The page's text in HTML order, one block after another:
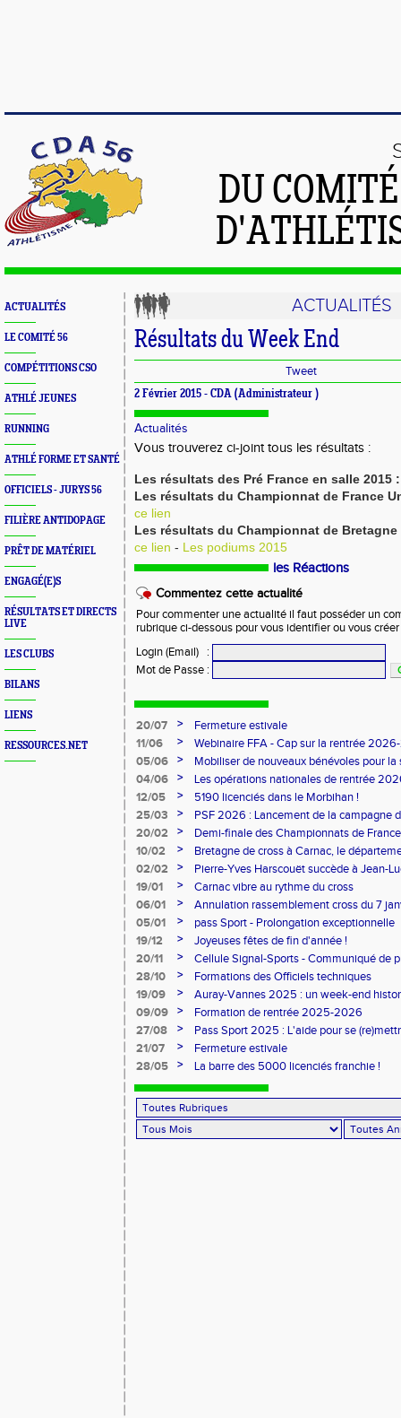
DU
ACTUALITÉS
LE COMITÉ 56
COMPÉTITIONS CSO
ATHLÉ JEUNES
RUNNING
ATHLÉ FORME ET SANTÉ
OFFICIELS - JURYS 56
FILIÈRE ANTIDOPAGE
PRÊT DE MATÉRIEL
ENGAGÉ(E)S
RÉSULTATS ET DIRECTS
LIVE
LES CLUBS
BILANS
LIENS
RESSOURCES.NET
ACTUALITÉS
Résultats du Week End
Tweet
2 Février 2015 - CDA (Administrateur )
Actualités
Vous trouverez ci-joint tous les résultats :
Les résultats des Pré France en salle 2015 :
Les résultats du Championnat de France
ce lien
Les résultats du Championnat de
ce lien - Les podiums 2015
les Réactions
Commentez cette actualité
Pour commenter une actualité il faut posséder un
rubrique ci-dessous pour vous identifier ou vous
Login (Email)
:
Mot de Passe :
20/07 >
Fermeture estivale
11/06
>
Webinaire FFA - Cap sur la rentrée
05/06
>
Mobiliser de nouveaux bénévoles pour
04/06
>
Les opérations nationales de rentrée
12/05
>
5190 licenciés dans le Morbihan !
25/03
>
PSF 2026 : Lancement de la campagne
20/02
>
Demi-finale des Championnats de
10/02
>
Bretagne de cross à Carnac, le
l'honneur
02/02 >
Pierre-Yves Harscouët succède à Jean-
comité du Morbihan
19/01 >
Carnac vibre au rythme du cross
06/01
>
Annulation rassemblement cross du 7
05/01
>
pass Sport - Prolongation exceptionnelle
19/12
>
Joyeuses fêtes de fin d'année !
20/11
>
Cellule Signal-Sports - Communiqué de
Sports
28/10 >
Formations des Officiels techniques
19/09
>
Auray-Vannes 2025 : un week-end
marathon breton
09/09 >
Formation de rentrée 2025-2026
27/08
>
Pass Sport 2025 : L'aide pour se
21/07
>
Fermeture estivale
28/05
> La barre des 5000 licenciés franchie !